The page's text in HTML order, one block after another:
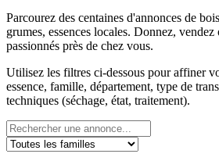
Parcourez des centaines d'annonces de
grumes, essences locales. Donnez, vendez
passionnés près de chez vous.
Utilisez les filtres ci-dessous pour affiner
essence, famille, département, type de
techniques (séchage, état, traitement).